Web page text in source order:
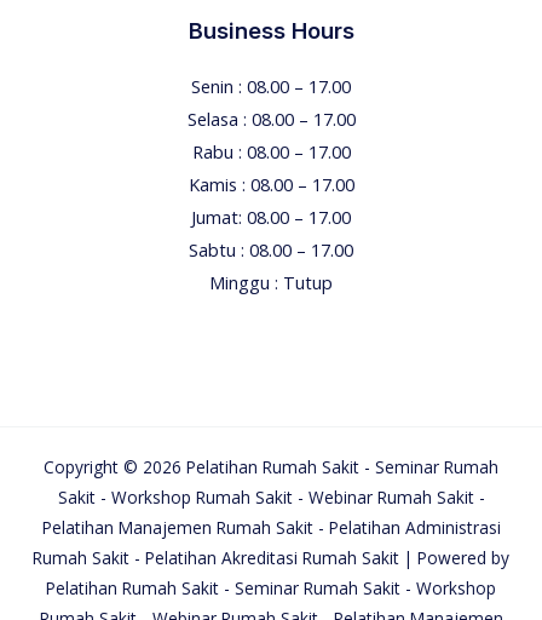
Business Hours
Senin : 08.00 – 17.00
Selasa : 08.00 – 17.00
Rabu : 08.00 – 17.00
Kamis : 08.00 – 17.00
Jumat: 08.00 – 17.00
Sabtu : 08.00 – 17.00
Minggu : Tutup
Copyright © 2026 Pelatihan Rumah Sakit - Seminar Rumah
Sakit - Workshop Rumah Sakit - Webinar Rumah Sakit -
Pelatihan Manajemen Rumah Sakit - Pelatihan Administrasi
Rumah Sakit - Pelatihan Akreditasi Rumah Sakit | Powered by
Pelatihan Rumah Sakit - Seminar Rumah Sakit - Workshop